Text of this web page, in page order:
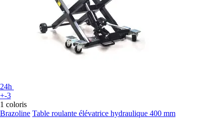
24h
+-3
1 coloris
Brazoline Table roulante élévatrice hydraulique 400 mm